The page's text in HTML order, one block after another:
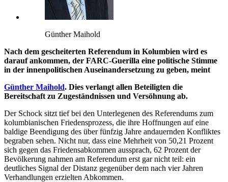
Günther Maihold
Nach dem gescheiterten Referendum in Kolumbien wird es
darauf ankommen, der FARC-Guerilla eine politische Stimme
in der innenpolitischen Auseinandersetzung zu geben, meint
Günther Maihold. Dies verlangt allen Beteiligten die
Bereitschaft zu Zugeständnissen und Versöhnung ab.
Der Schock sitzt tief bei den Unterlegenen des Referendums zum
kolumbianischen Friedensprozess, die ihre Hoffnungen auf eine
baldige Beendigung des über fünfzig Jahre andauernden Konfliktes
begraben sehen. Nicht nur, dass eine Mehrheit von 50,21 Prozent
sich gegen das Friedensabkommen aussprach, 62 Prozent der
Bevölkerung nahmen am Referendum erst gar nicht teil: ein
deutliches Signal der Distanz gegenüber dem nach vier Jahren
Verhandlungen erzielten Abkommen.